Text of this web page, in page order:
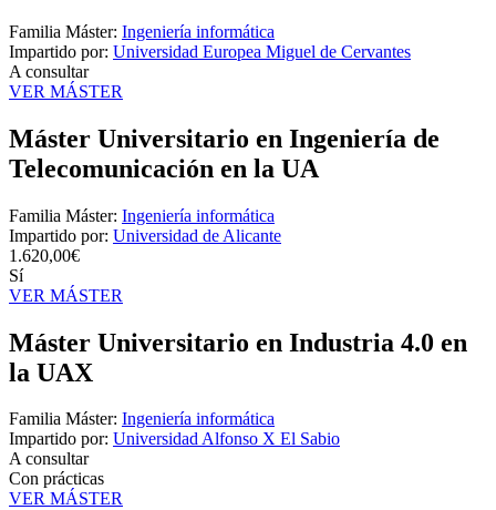
Familia Máster: Ingeniería informática
Impartido por: Universidad Europea Miguel de Cervantes
A consultar
VER MÁSTER
Máster Universitario en Ingeniería de
Telecomunicación en la UA
Familia Máster: Ingeniería informática
Impartido por: Universidad de Alicante
1.620,00€
Sí
VER MÁSTER
Máster Universitario en Industria 4.0 en
la UAX
Familia Máster: Ingeniería informática
Impartido por: Universidad Alfonso X El Sabio
A consultar
Con prácticas
VER MÁSTER